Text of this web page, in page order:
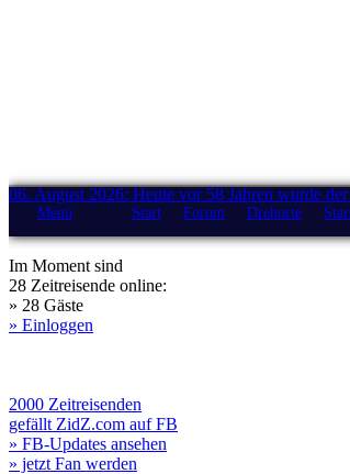
06. August 2026: Heute vor 58 Jahren wurde
Menü Start Forum Drehorte
Im Moment sind
28 Zeitreisende online:
» 28 Gäste
» Einloggen
2000 Zeitreisenden
gefällt ZidZ.com auf FB
» FB-Updates ansehen
» jetzt Fan werden